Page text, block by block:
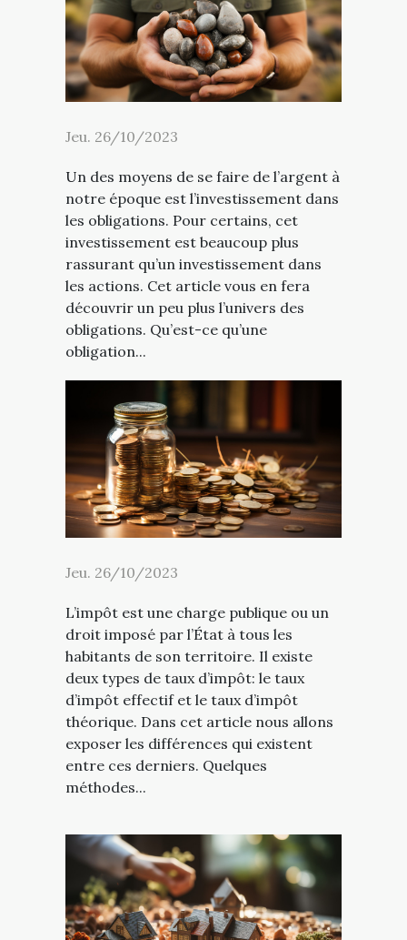
Jeu. 26/10/2023
Un des moyens de se faire de l’argent à
notre époque est l’investissement dans
les obligations. Pour certains, cet
investissement est beaucoup plus
rassurant qu’un investissement dans
les actions. Cet article vous en fera
découvrir un peu plus l’univers des
obligations. Qu’est-ce qu’une
obligation...
Jeu. 26/10/2023
L’impôt est une charge publique ou un
droit imposé par l’État à tous les
habitants de son territoire. Il existe
deux types de taux d’impôt: le taux
d’impôt effectif et le taux d’impôt
théorique. Dans cet article nous allons
exposer les différences qui existent
entre ces derniers. Quelques
méthodes...